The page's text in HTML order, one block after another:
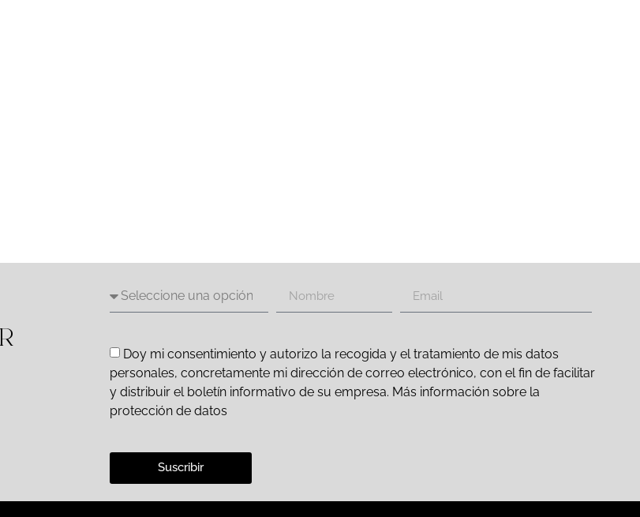
Doy mi consentimiento y autorizo la recogida y el tratamiento de mis datos
personales, concretamente mi dirección de correo electrónico, con el fin de facilitar
y distribuir el boletín informativo de su empresa. Más información sobre la
protección de datos
Suscribir